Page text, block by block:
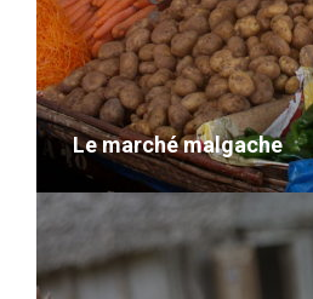
Artisanat-Bateau à
VOIR LE DÉTAIL
Le marché malgache